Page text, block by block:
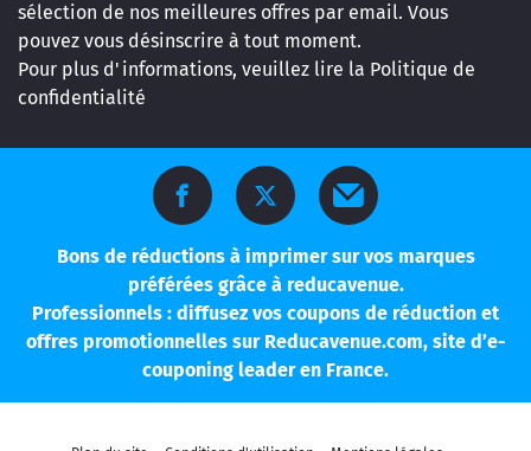
sélection de nos meilleures offres par email. Vous
pouvez vous désinscrire à tout moment.
Pour plus d'informations, veuillez lire la Politique de
confidentialité
Bons de réductions à imprimer sur vos marques
préférées grâce à reducavenue.
Professionnels : diffusez vos coupons de réduction et
offres promotionnelles sur Reducavenue.com, site d’e-
couponing leader en France.